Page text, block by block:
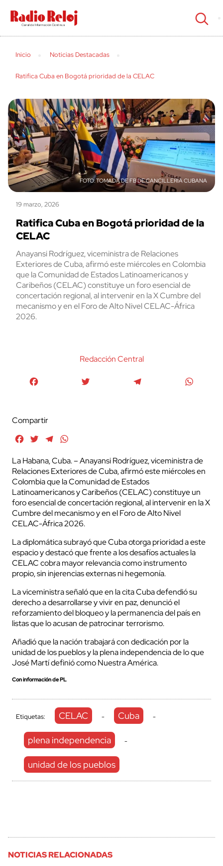
cerrar
Inicio Noticias Destacadas
Ratifica Cuba en Bogotá prioridad de la CELAC
TOMADA DE FB DE CANCILLERÍA CUBANA
19 marzo, 2026
Ratifica Cuba en Bogotá prioridad de la
CELAC
Anayansi Rodríguez, viceministra de Relaciones
Exteriores de Cuba, afirmó este miércoles en Colombia
que la Comunidad de Estados Latinoamericanos y
Caribeños (CELAC) constituye un foro esencial de
concertación regional, al intervenir en la X Cumbre del
mecanismo y en el Foro de Alto Nivel CELAC-África
2026.
Redacción Central
Compartir
FacebookTwitterTelegram
La Habana, Cuba. – Anayansi Rodríguez, viceministra de
Relaciones Exteriores de Cuba, afirmó este miércoles en
Colombia que la Comunidad de Estados
Latinoamericanos y Caribeños (CELAC) constituye un
foro esencial de concertación regional, al intervenir en la X
Cumbre del mecanismo y en el Foro de Alto Nivel
CELAC-África 2026.
La diplomática subrayó que Cuba otorga prioridad a este
espacio y destacó que frente a los desafíos actuales la
CELAC cobra mayor relevancia como instrumento
propio, sin injerencias externas ni hegemonía.
La viceministra señaló que en la cita Cuba defendió su
derecho a desarrollarse y vivir en paz, denunció el
reforzamiento del bloqueo y la permanencia del país en
listas que lo acusan de patrocinar terrorismo.
Añadió que la nación trabajará con dedicación por la
unidad de los pueblos y la plena independencia de lo que
José Martí definió como Nuestra América.
Con información de PL
Etiquetas: CELAC - Cuba -
plena independencia -
unidad de los pueblos
NOTICIAS RELACIONADAS